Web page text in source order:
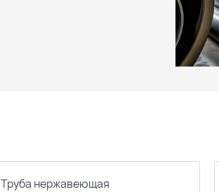
Труба нержавеющая